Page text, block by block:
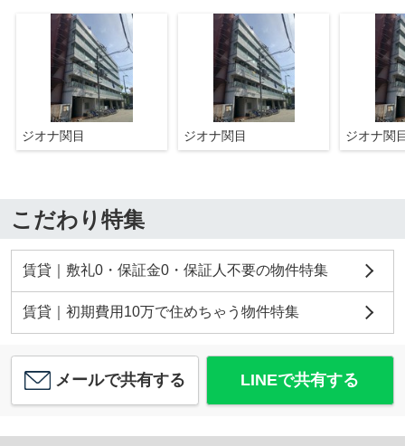
ジオナ関目 ジオナ関目 ジオナ関
こだわり特集
賃貸｜敷礼0・保証金0・保証人不要の物件特集
賃貸｜初期費用10万で住めちゃう物件特集
メールで共有する LINEで共有する